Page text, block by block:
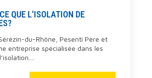
QUE L'ISOLATION DE
du-Rhône, Pesenti Père et
entreprise spécialisée dans les